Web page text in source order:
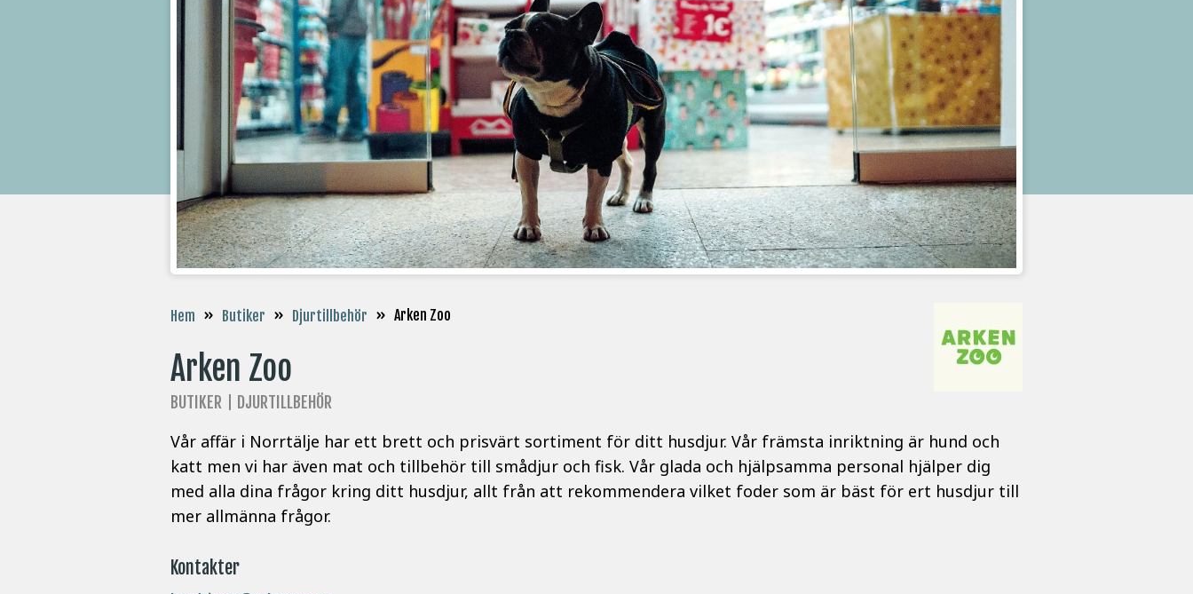
Hem » Butiker » Djurtillbehör » Arken Zoo
Arken Zoo
BUTIKER DJURTILLBEHÖR
Vår affär i Norrtälje har ett brett och prisvärt sortiment för ditt husdjur. Vår främsta inriktning är hund och
katt men vi har även mat och tillbehör till smådjur och fisk. Vår glada och hjälpsamma personal hjälper dig
med alla dina frågor kring ditt husdjur, allt från att rekommendera vilket foder som är bäst för ert husdjur till
mer allmänna frågor.
Kontakter